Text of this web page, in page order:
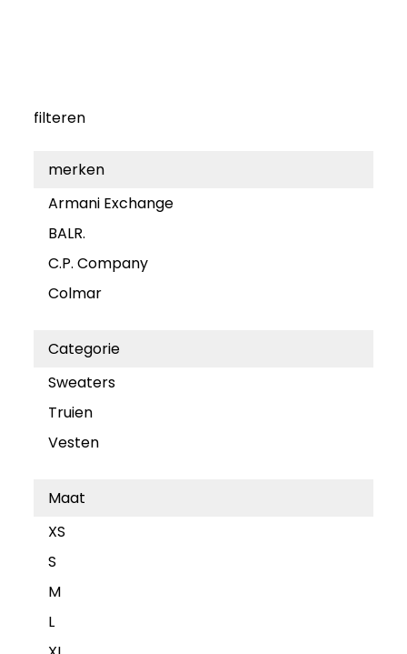
filteren
merken
Armani Exchange
BALR.
C.P. Company
Colmar
Categorie
Sweaters
Truien
Vesten
Maat
XS
S
M
L